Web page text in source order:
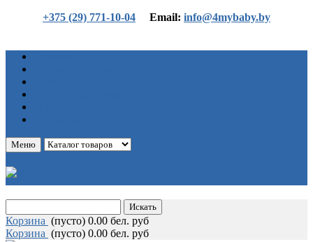
+375 (29) 771-10-04 Еmail: info@4mybaby.by
Меню
Корзина (пусто) 0.00 бел. руб
Корзина (пусто) 0.00 бел. руб